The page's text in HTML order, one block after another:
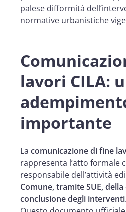
palese difformità
normative urbanistiche
lavori CILA:
importante
La comunicazione di fine
rappresenta l’atto formale
responsabile dell’attività
Comune, tramite SUE,
conclusione degli interventi.